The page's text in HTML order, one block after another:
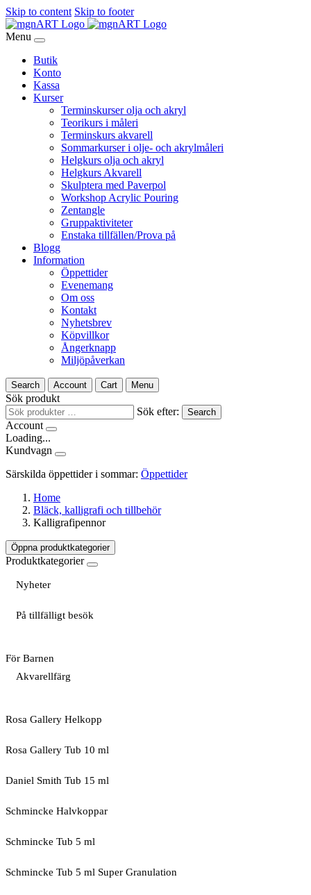
Skip to content Skip to footer
Menu
Butik
Konto
Kassa
Kurser
Terminskurser olja och akryl
Teorikurs i måleri
Terminskurs akvarell
Sommarkurser i olje- och akrylmåleri
Helgkurs olja och akryl
Helgkurs Akvarell
Skulptera med Paverpol
Workshop Acrylic Pouring
Zentangle
Gruppaktiviteter
Enstaka tillfällen/Prova på
Blogg
Information
Öppettider
Evenemang
Om oss
Kontakt
Nyhetsbrev
Köpvillkor
Ångerknapp
Miljöpåverkan
Search Account Cart Menu
Sök produkt
Sök efter:
Search
Account
Loading...
Kundvagn
Särskilda öppettider i sommar: Öppettider
Home
Bläck, kalligrafi och tillbehör
Kalligrafipennor
Öppna produktkategorier
Produktkategorier
Nyheter
På tillfälligt besök
För Barnen
Akvarellfärg
Rosa Gallery Helkopp
Rosa Gallery Tub 10 ml
Daniel Smith Tub 15 ml
Schmincke Halvkoppar
Schmincke Tub 5 ml
Schmincke Tub 5 ml Super Granulation